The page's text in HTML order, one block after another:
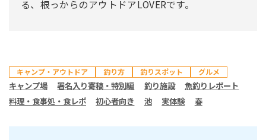
る、根っからのアウトドアLOVERです。
キャンプ・アウトドア 釣り方 釣りスポット グルメ
キャンプ場 署名入り寄稿・特別編 釣り施設
魚釣りレポート
料理・食事処・食レポ
初心者向き 池 実体験 春